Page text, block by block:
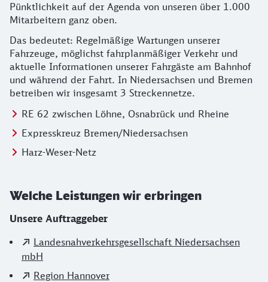
Pünktlichkeit auf der Agenda von unseren über 1.000
Mitarbeitern ganz oben.
Das bedeutet: Regelmäßige Wartungen unserer
Fahrzeuge, möglichst fahrplanmäßiger Verkehr und
aktuelle Informationen unserer Fahrgäste am Bahnhof
und während der Fahrt. In Niedersachsen und Bremen
betreiben wir insgesamt 3 Streckennetze.
RE 62 zwischen Löhne, Osnabrück und Rheine
Expresskreuz Bremen/Niedersachsen
Harz-Weser-Netz
Welche Leistungen wir erbringen
Unsere Auftraggeber
Landesnahverkehrsgesellschaft Niedersachsen
mbH
Region Hannover